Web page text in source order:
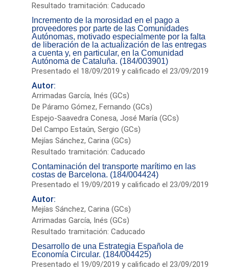
Resultado tramitación: Caducado
Incremento de la morosidad en el pago a
proveedores por parte de las Comunidades
Autónomas, motivado especialmente por la falta
de liberación de la actualización de las entregas
a cuenta y, en particular, en la Comunidad
Autónoma de Cataluña. (184/003901)
Presentado el 18/09/2019 y calificado el 23/09/2019
Autor:
Arrimadas García, Inés (GCs)
De Páramo Gómez, Fernando (GCs)
Espejo-Saavedra Conesa, José María (GCs)
Del Campo Estaún, Sergio (GCs)
Mejías Sánchez, Carina (GCs)
Resultado tramitación: Caducado
Contaminación del transporte marítimo en las
costas de Barcelona. (184/004424)
Presentado el 19/09/2019 y calificado el 23/09/2019
Autor:
Mejías Sánchez, Carina (GCs)
Arrimadas García, Inés (GCs)
Resultado tramitación: Caducado
Desarrollo de una Estrategia Española de
Economía Circular. (184/004425)
Presentado el 19/09/2019 y calificado el 23/09/2019